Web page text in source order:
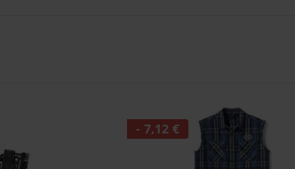
- 7,12 €